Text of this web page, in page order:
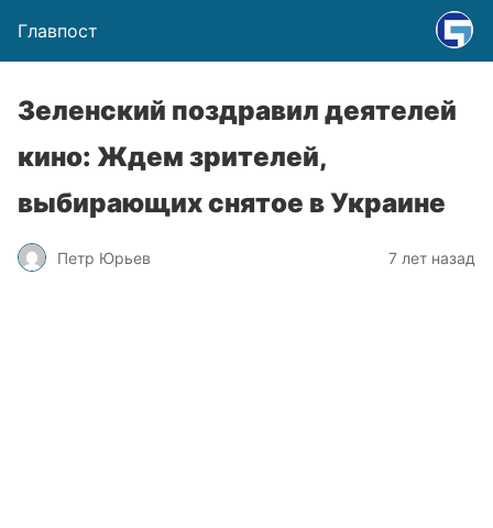
Главпост
Зеленский поздравил деятелей
кино: Ждем зрителей,
выбирающих снятое в Украине
Петр Юрьев 7 лет назад